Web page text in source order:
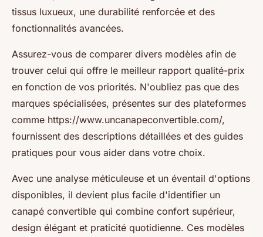
tissus luxueux, une durabilité renforcée et des
fonctionnalités avancées.
Assurez-vous de comparer divers modèles afin de
trouver celui qui offre le meilleur rapport qualité-prix
en fonction de vos priorités. N'oubliez pas que des
marques spécialisées, présentes sur des plateformes
comme https://www.uncanapeconvertible.com/,
fournissent des descriptions détaillées et des guides
pratiques pour vous aider dans votre choix.
Avec une analyse méticuleuse et un éventail d'options
disponibles, il devient plus facile d'identifier un
canapé convertible qui combine confort supérieur,
design élégant et praticité quotidienne. Ces modèles